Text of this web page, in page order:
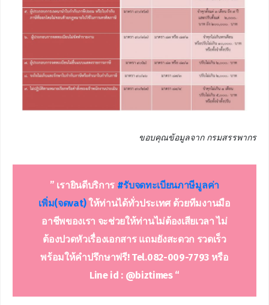
ขอบคุณข้อมูลจาก กรมสรรพากร
” เรายินดีบริการ #รับจดทะเบียนภาษีมูลค่า
เพิ่ม(จดvat)ให้ท่านได้ทั่วประเทศ ด้วยทีมงานมือ
อาชีพของเรา จะช่วยให้ท่านไม่ต้องเสียเวลา ไม่
ต้องปวดหัวเรื่องเอกสาร แถมยังสะดวก รวดเร็ว
พร้อมให้คำปรึกษาฟรี! Tel.082-009-7793 หรือ
Line id : @biztimes “